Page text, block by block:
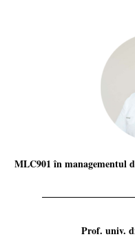
MLC901 în managementul
Prof. univ.